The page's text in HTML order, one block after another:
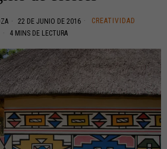
22 DE JUNIO DE 2016
CREATIVIDAD
4 MINS DE LECTURA